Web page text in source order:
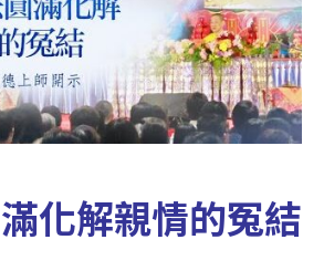
化解親情的冤結